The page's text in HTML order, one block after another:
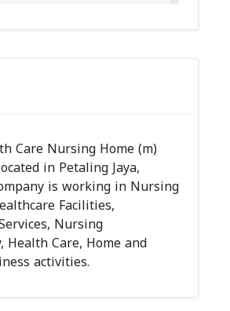
Care Nursing Home (m)
in Petaling Jaya,
is working in Nursing
Facilities,
Nursing
Health Care, Home and
activities.